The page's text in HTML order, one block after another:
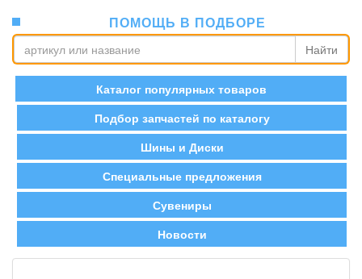
ПОМОЩЬ В ПОДБОРЕ
Найти
Каталог популярных товаров
Подбор запчастей по каталогу
Шины и Диски
Специальные предложения
Сувениры
Новости